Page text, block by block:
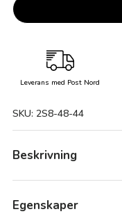
Leverans med Post Nord
SKU: 2S8-48-44
Beskrivning
Egenskaper